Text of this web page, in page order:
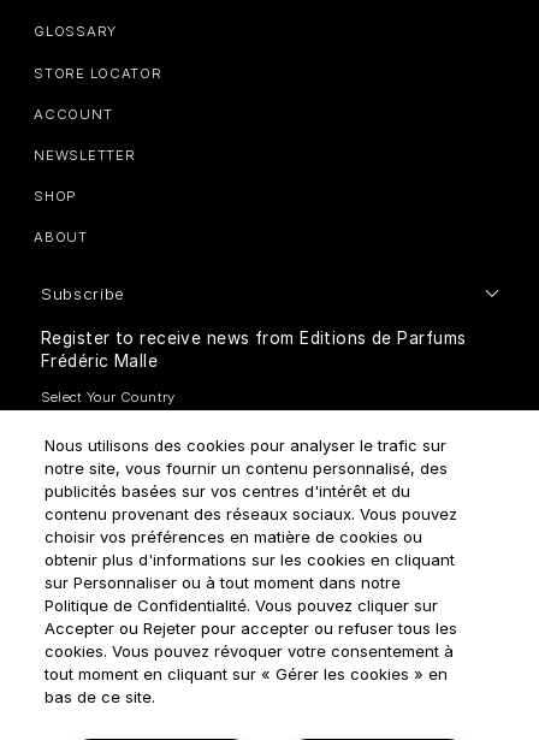
GLOSSARY
STORE LOCATOR
ACCOUNT
NEWSLETTER
SHOP
ABOUT
Subscribe
Register to receive news from Editions de Parfums
Frédéric Malle
How do we use your data?
Terms & Conditions Privacy Policy Cookie Settings
Nous utilisons des cookies pour analyser le trafic sur
notre site, vous fournir un contenu personnalisé, des
publicités basées sur vos centres d'intérêt et du
contenu provenant des réseaux sociaux. Vous pouvez
choisir vos préférences en matière de cookies ou
obtenir plus d'informations sur les cookies en cliquant
sur Personnaliser ou à tout moment dans notre
Politique de Confidentialité. Vous pouvez cliquer sur
Accepter ou Rejeter pour accepter ou refuser tous les
cookies. Vous pouvez révoquer votre consentement à
tout moment en cliquant sur « Gérer les cookies » en
bas de ce site.